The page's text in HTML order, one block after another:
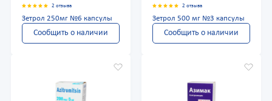
2 отзыва
Зетрол 250мг №6 капсулы
Сообщить о наличии
2 отзыва
Зетрол 500 мг №3 капсулы
Сообщить о наличии